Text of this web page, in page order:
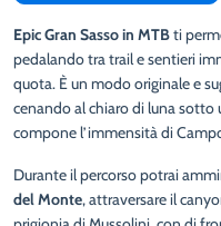
Epic Gran Sasso in MTBti
pedalando tra trail e sentieri
quota. È un modo originale e
cenando al chiaro di luna
compone l’immensità di
Durante il percorso potrai
del Monte, attraversare il